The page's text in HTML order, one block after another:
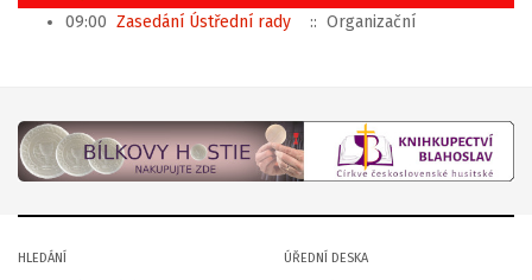
09:00 Zasedání Ústřední rady :: Organizační
HLEDÁNÍ
ÚŘEDNÍ DESKA